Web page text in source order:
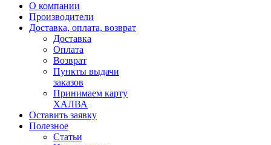
О компании
Производители
Доставка, оплата, возврат
Доставка
Оплата
Возврат
Пункты выдачи
заказов
Принимаем карту
ХАЛВА
Оставить заявку
Полезное
Статьи